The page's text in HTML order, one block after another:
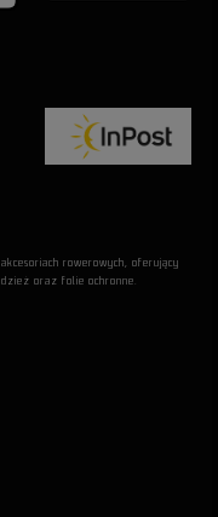
rowerowych, oferujący
oraz folie ochronne.